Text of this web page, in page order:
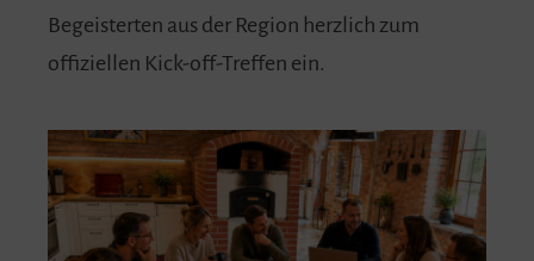
Begeisterten aus der Region herzlich zum
offiziellen Kick-off-Treffen ein.